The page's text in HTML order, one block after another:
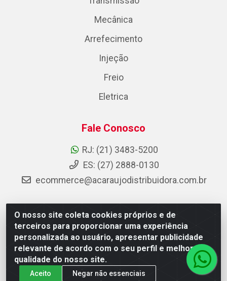
O nosso site coleta cookies próprios e de
terceiros para proporcionar uma experiência
personalizada ao usuário, apresentar publicidade
relevante de acordo com o seu perfil e melhorar a
qualidade do nosso site.
Aceito Negar não essenciais
Mecânica
Arrefecimento
Injeção
Freio
Eletrica
Fale Conosco
RJ: (21) 3483-5200
ES: (27) 2888-0130
ecommerce@acaraujodistribuidora.com.br
AC Araujo Distribuidora - Rua Carneiro de Campos, 42 -
São Cristóvão, Rio de Janeiro/RJ - CEP 20.920-410 -
CNPJ 08.744.753/0003-85